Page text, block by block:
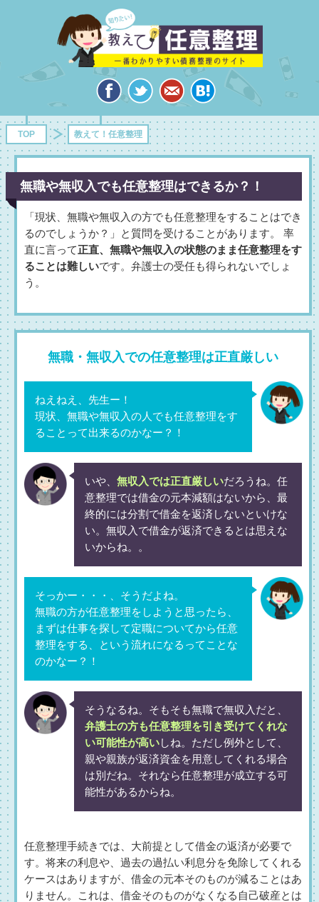
TOP 教えて！任意整理
無職や無収入でも任意整理はできるか？！
「現状、無職や無収入の方でも任意整理をすることはでき
るのでしょうか？」と質問を受けることがあります。 率
直に言って正直、無職や無収入の状態のまま任意整理をす
ることは難しいです。弁護士の受任も得られないでしょ
う。
無職・無収入での任意整理は正直厳しい
ねえねえ、先生ー！
現状、無職や無収入の人でも任意整理をす
ることって出来るのかなー？！
いや、 無収入では正直厳しいだろうね。任
意整理では借金の元本減額はないから、最
終的には分割で借金を返済しないといけな
い。無収入で借金が返済できるとは思えな
いからね。。
そっかー・・・、そうだよね。
無職の方が任意整理をしようと思ったら、
まずは仕事を探して定職についてから任意
整理をする、という流れになるってことな
のかなー？！
そうなるね。そもそも無職で無収入だと、
弁護士の方も任意整理を引き受けてくれな
い可能性が高いしね。ただし例外として、
親や親族が返済資金を用意してくれる場合
は別だね。それなら任意整理が成立する可
能性があるからね。
任意整理手続きでは、大前提として借金の返済が必要で
す。将来の利息や、過去の過払い利息分を免除してくれる
ケースはありますが、借金の元本そのものが減ることはあ
りません。これは、借金そのものがなくなる自己破産とは